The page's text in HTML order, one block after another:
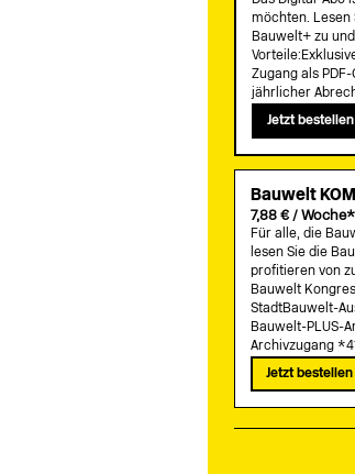
möchten. Lesen
Bauwelt+ zu
Zugang als
jährlicher
Jetzt bestellen
Bauwelt
7,88 € / Woche*
Für alle, die
lesen Sie die
profitieren von
Bauwelt
StadtBauwelt-
Bauwelt-PLUS-
Archivzugang
Jetzt bestellen